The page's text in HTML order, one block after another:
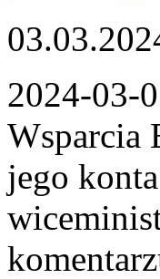
2024-03-
Wsparcia
jego